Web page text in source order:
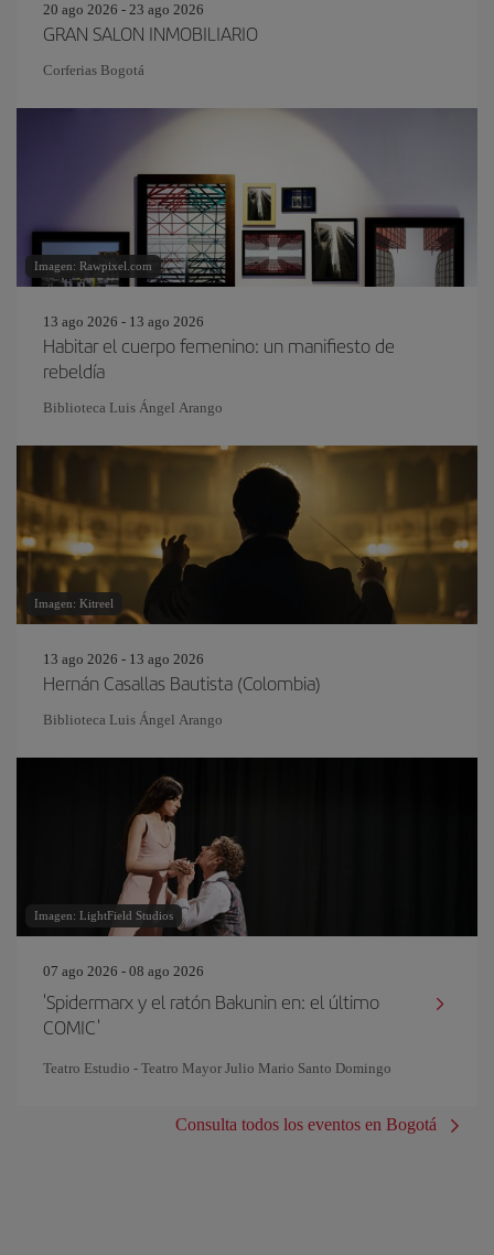
20 ago 2026 - 23 ago 2026
GRAN SALON INMOBILIARIO
Corferias Bogotá
Imagen: Rawpixel.com
13 ago 2026 - 13 ago 2026
Habitar el cuerpo femenino: un manifiesto de
rebeldía
Biblioteca Luis Ángel Arango
Imagen: Kitreel
13 ago 2026 - 13 ago 2026
Hernán Casallas Bautista (Colombia)
Biblioteca Luis Ángel Arango
Imagen: LightField Studios
07 ago 2026 - 08 ago 2026
'Spidermarx y el ratón Bakunin en: el último
COMIC'
Teatro Estudio - Teatro Mayor Julio Mario Santo Domingo
Consulta todos los eventos en Bogotá